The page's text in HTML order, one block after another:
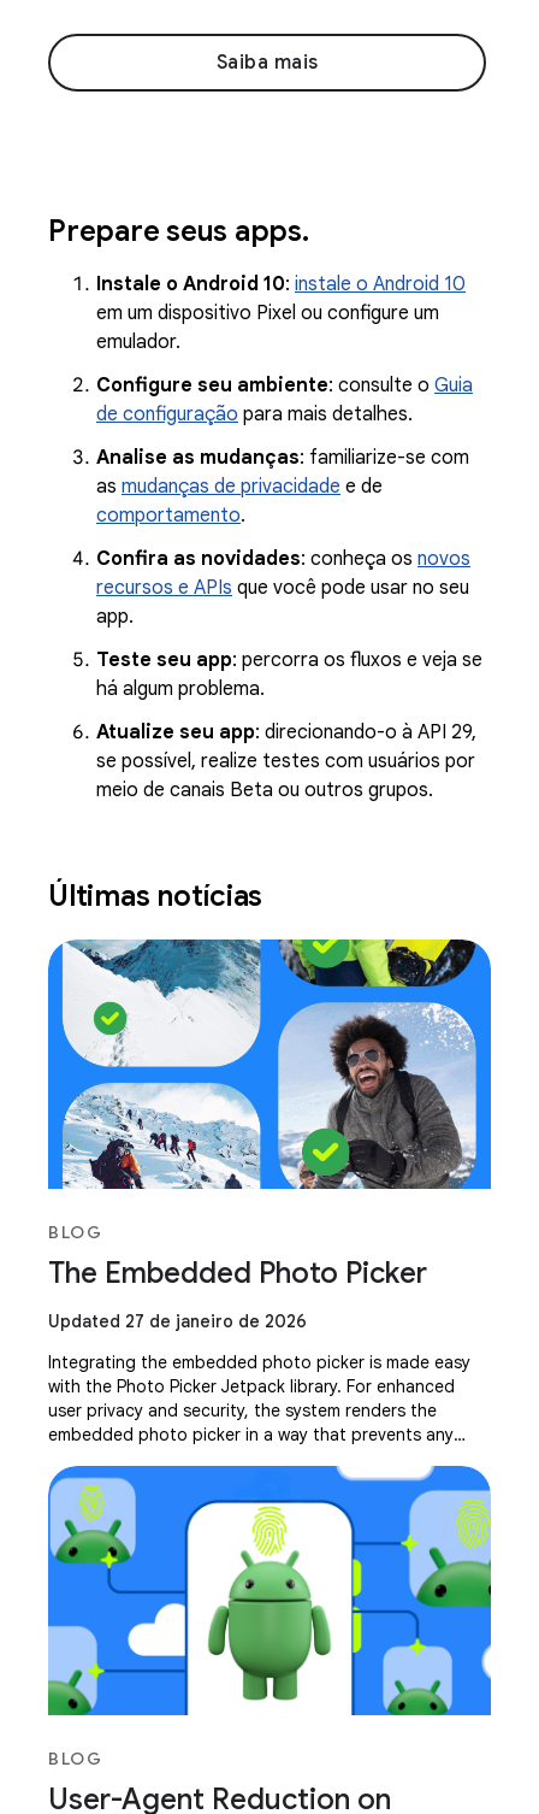
Saiba mais
Prepare seus apps.
Instale o Android 10: instale o Android 10
em um dispositivo Pixel ou configure um
emulador.
Configure seu ambiente: consulte o Guia
de configuração para mais detalhes.
Analise as mudanças: familiarize-se com
as mudanças de privacidade e de
comportamento.
Confira as novidades: conheça os novos
recursos e APIs que você pode usar no seu
app.
Teste seu app: percorra os fluxos e veja se
há algum problema.
Atualize seu app: direcionando-o à API 29,
se possível, realize testes com usuários por
meio de canais Beta ou outros grupos.
Últimas notícias
BLOG
The Embedded Photo Picker
Updated 27 de janeiro de 2026
Integrating the embedded photo picker is made easy
with the Photo Picker Jetpack library. For enhanced
user privacy and security, the system renders the
embedded photo picker in a way that prevents any
BLOG
User-Agent Reduction on